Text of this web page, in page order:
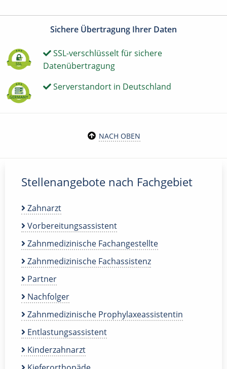
Sichere Übertragung Ihrer Daten
SSL-verschlüsselt für sichere
Datenübertragung
Serverstandort in Deutschland
NACH OBEN
Stellenangebote nach Fachgebiet
Zahnarzt
Vorbereitungsassistent
Zahnmedizinische Fachangestellte
Zahnmedizinische Fachassistenz
Partner
Nachfolger
Zahnmedizinische Prophylaxeassistentin
Entlastungsassistent
Kinderzahnarzt